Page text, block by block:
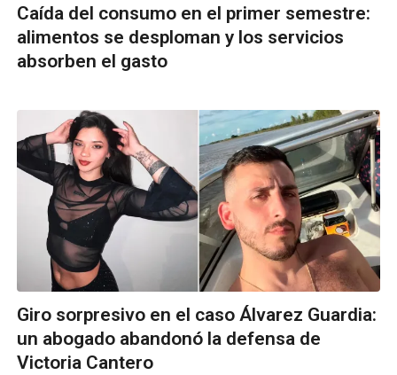
Caída del consumo en el primer semestre:
alimentos se desploman y los servicios
absorben el gasto
Giro sorpresivo en el caso Álvarez Guardia:
un abogado abandonó la defensa de
Victoria Cantero